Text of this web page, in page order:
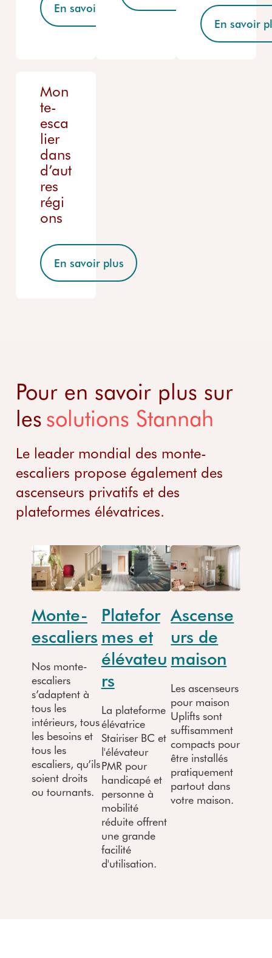
En savoir plus
En savoir
Mon
te-
esca
lier
dans
d’aut
res
régi
ons
En savoir plus
Pour en savoir plus sur
lessolutions Stannah
Le leader mondial des monte-
escaliers propose également des
ascenseurs privatifs et des
plateformes élévatrices.
Monte-
escaliers
Nos monte-
escaliers
s’adaptent à
tous les
intérieurs, tous
les besoins et
tous les
escaliers, qu’ils
soient droits
ou tournants.
Platefor
mes et
élévateu
rs
La plateforme
élévatrice
Stairiser BC et
l'élévateur
PMR pour
handicapé et
personne à
mobilité
réduite offrent
une grande
facilité
d'utilisation.
Ascense
urs de
maison
Les ascenseurs
pour maison
Uplifts sont
suffisamment
compacts pour
être installés
pratiquement
partout dans
votre maison.